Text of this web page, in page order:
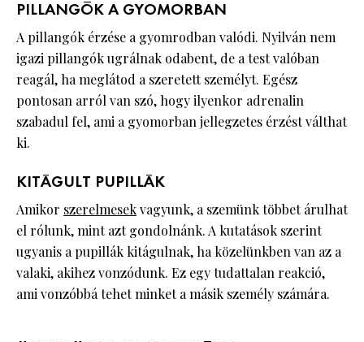
PILLANGÓK A GYOMORBAN
A pillangók érzése a gyomrodban valódi. Nyilván nem
igazi pillangók ugrálnak odabent, de a test valóban
reagál, ha meglátod a szeretett személyt. Egész
pontosan arról van szó, hogy ilyenkor adrenalin
szabadul fel, ami a gyomorban jellegzetes érzést válthat
ki.
KITÁGULT PUPILLÁK
Amikor szerelmesekvagyunk, a szemünk többet árulhat
el rólunk, mint azt gondolnánk. A kutatások szerint
ugyanis a pupillák kitágulnak, ha közelünkben van az a
valaki, akihez vonzódunk. Ez egy tudattalan reakció,
ami vonzóbbá tehet minket a másik személy számára.